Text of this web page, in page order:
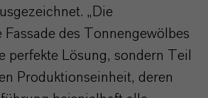
„Die
Fassade des Tonnengewölbes
perfekte Lösung, sondern Teil
Produktionseinheit, deren